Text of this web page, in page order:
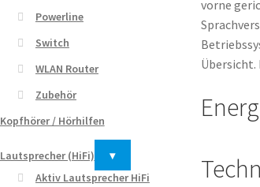
vorne
Powerline
Switch
WLAN Router
Zubehör
Kopfhörer / Hörhilfen
Lautsprecher (HiFi)
▾
Aktiv Lautsprecher HiFi